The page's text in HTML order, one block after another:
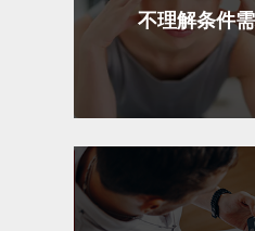
不理解条件